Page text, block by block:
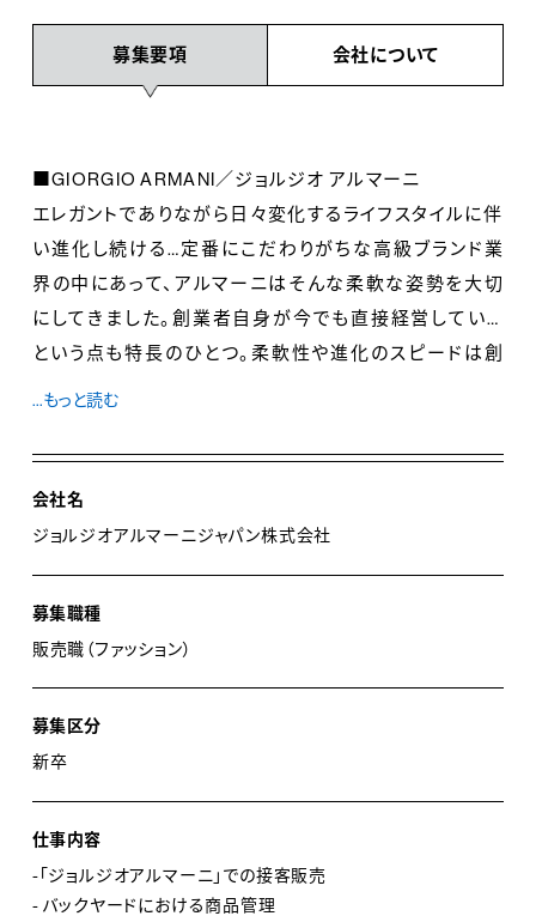
募集要項 会社について
■GIORGIO ARMANI／ジョルジオ アルマーニ
エレガントでありながら日々変化するライフスタイルに伴
い進化し続ける…定番にこだわりがちな高級ブランド業
界の中にあって、アルマーニはそんな柔軟な姿勢を大切
にしてきました。創業者自身が今でも直接経営している
という点も特長のひとつ。柔軟性や進化のスピードは創
業以来、変わりありません。変化する時代を捉え進化する
る…私たちはこの瞬間も進化を続けています。
■EMPORIO ARMAN／エンポリオ アルマーニ
シュなカラーリングが印象的なラインナップは、ジャケッ
ウエアから、スポーツウエア、レザーアクセサリー、シュー
ズ、ジュエリーに至るまで、機能的で洗練されたアイテム
を、トータルコーディネートでお楽しみいただけます。
■A|X ARMANI EXCHANGE／アルマーニ エクスチェン
ジ
...もっと読む
会社名
ジョルジオアルマーニジャパン株式会社
募集職種
販売職（ファッション）
募集区分
新卒
仕事内容
-「ジョルジオアルマーニ」での接客販売
- バックヤードにおける商品管理